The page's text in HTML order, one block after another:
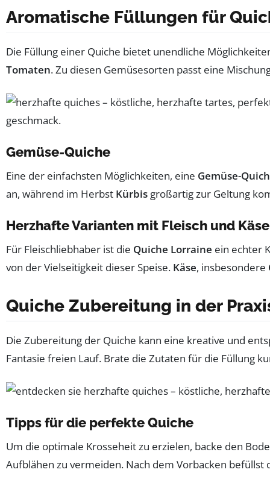
Aromatische Füllungen für
Die Füllung einer Quiche bietet unendliche
Tomaten. Zu diesen Gemüsesorten passt eine
Gemüse-Quiche
Eine der einfachsten Möglichkeiten, eine Gemüse-
an, während im Herbst Kürbis großartig zur Geltung
Herzhafte Varianten mit Fleisch und Käse
Für Fleischliebhaber ist die Quiche Lorraine ein echter
von der Vielseitigkeit dieser Speise. Käse, insbesondere
Quiche Zubereitung in der
Die Zubereitung der Quiche kann eine kreative und
Fantasie freien Lauf. Brate die Zutaten für die Füllung
Tipps für die perfekte Quiche
Um die optimale Krosseheit zu erzielen, backe den
Aufblähen zu vermeiden. Nach dem Vorbacken